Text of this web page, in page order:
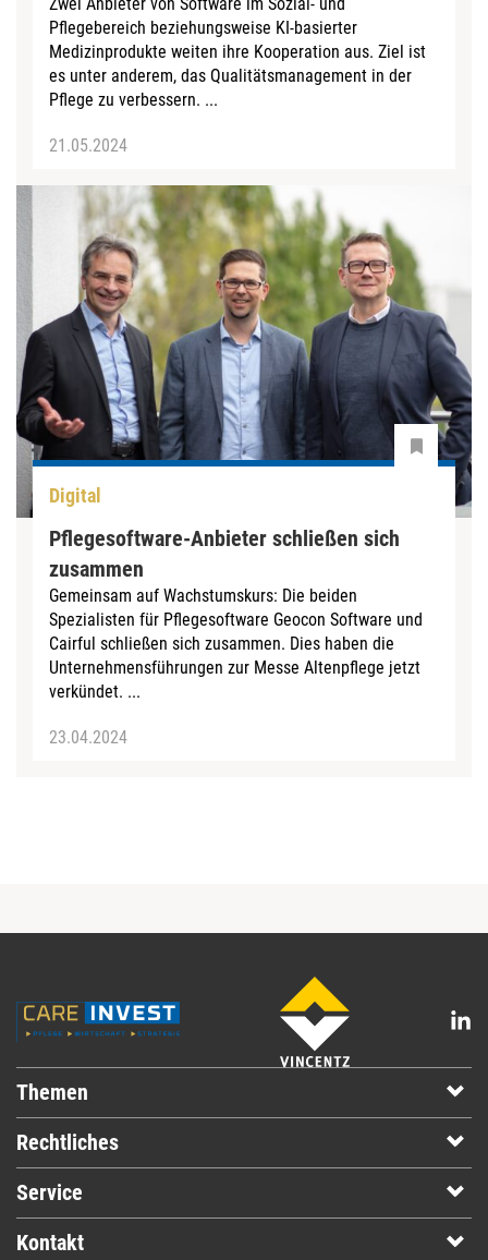
Pflegebereich beziehungsweise KI-basierter
Medizinprodukte weiten ihre Kooperation aus. Ziel ist
es unter anderem, das Qualitätsmanagement in der
Pflege zu verbessern. ...
21.05.2024
Digital
Pflegesoftware-Anbieter schließen sich
zusammen
Gemeinsam auf Wachstumskurs: Die beiden
Spezialisten für Pflegesoftware Geocon Software und
Cairful schließen sich zusammen. Dies haben die
Unternehmensführungen zur Messe Altenpflege jetzt
verkündet. ...
23.04.2024
Themen
Rechtliches
Service
Kontakt